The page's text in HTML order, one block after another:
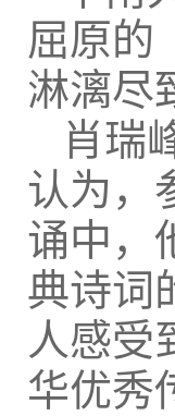
屈原的
淋漓尽
肖瑞
认为，
诵中，
典诗词
人感受
华优秀